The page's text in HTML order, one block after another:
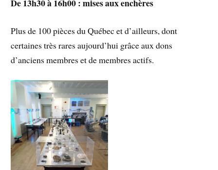
De 13h30 à 16h00 : mises aux enchères
Plus de 100 pièces du Québec et d’ailleurs, dont
certaines très rares aujourd’hui grâce aux dons
d’anciens membres et de membres actifs.